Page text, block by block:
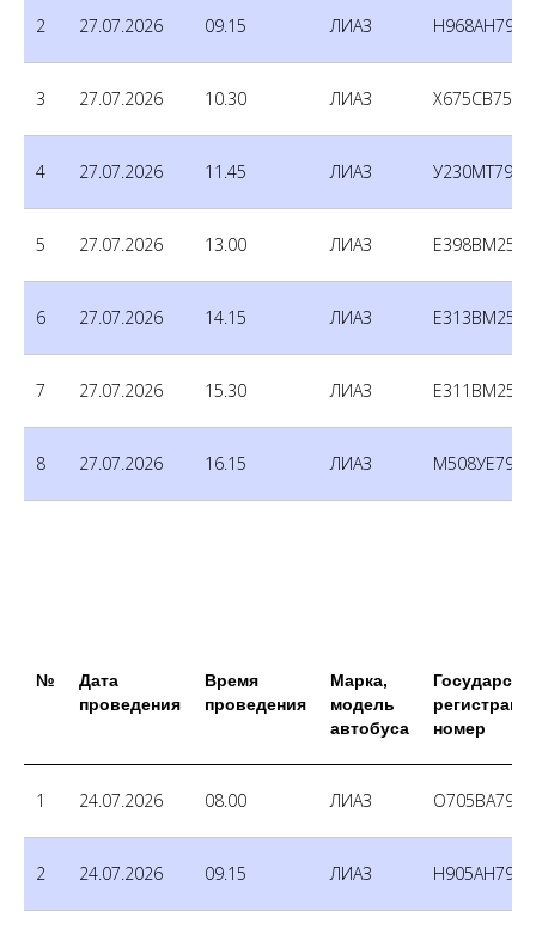
2 27.07.2026 09.15 ЛИАЗ Н968АН790
3 27.07.2026 10.30 ЛИАЗ Х675СВ750
4 27.07.2026 11.45 ЛИАЗ У230МТ790
5 27.07.2026 13.00 ЛИАЗ Е398ВМ250
6 27.07.2026 14.15 ЛИАЗ Е313ВМ250
7 27.07.2026 15.30 ЛИАЗ Е311ВМ250
8 27.07.2026 16.15 ЛИАЗ М508УЕ790
№
Дата
проведения
Время
проведения
Марка,
модель
автобуса
номер
1 24.07.2026 08.00 ЛИАЗ О705ВА790
2 24.07.2026 09.15 ЛИАЗ Н905АН790